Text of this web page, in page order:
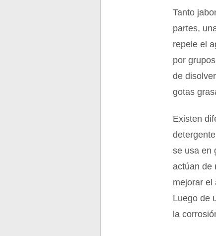
Tanto
partes,
repele el
por
de
gotas
Existen
se usa en
actúan de
mejorar el
Luego de
la